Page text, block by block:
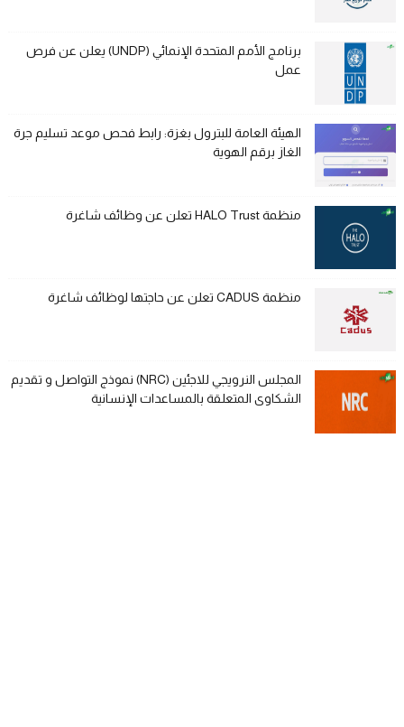
برنامج الأمم المتحدة الإنمائي (UNDP) يعلن عن فرص
عمل
الهيئة العامة للبترول بغزة: رابط فحص موعد تسليم جرة
الغاز برقم الهوية
منظمة HALO Trust تعلن عن وظائف شاغرة
منظمة CADUS تعلن عن حاجتها لوظائف شاغرة
المجلس النرويجي للاجئين (NRC) نموذج التواصل و تقديم
الشكاوى المتعلقة بالمساعدات الإنسانية